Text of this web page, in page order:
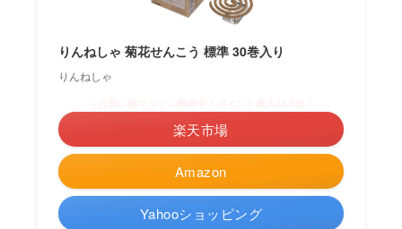
りんねしゃ 菊花せんこう 標準 30巻入り
りんねしゃ
Amazon
楽天市場
Yahooショッピング